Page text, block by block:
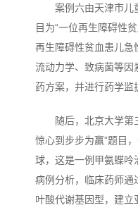
案例六由天津市儿
目为“一位再生障碍性
再生障碍性贫血患儿急
流动力学、致病菌等因
药方案，并进行药学监
随后，北京大学第
惊心到步步为赢”题目
球，这是一例甲氨蝶呤
病例分析，临床药师通
叶酸代谢基因型，建